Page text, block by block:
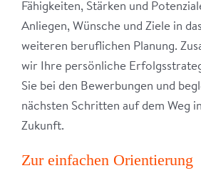
Fähigkeiten, Stärken und
Anliegen, Wünsche und Ziele in
weiteren beruflichen Planung.
wir Ihre persönliche
Sie bei den Bewerbungen und
nächsten Schritten auf dem Weg
Zukunft.
Zur einfachen Orientierung